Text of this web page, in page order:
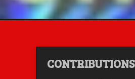
CONTRIBUTIONS